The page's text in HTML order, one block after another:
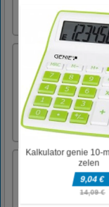
more easi [...]